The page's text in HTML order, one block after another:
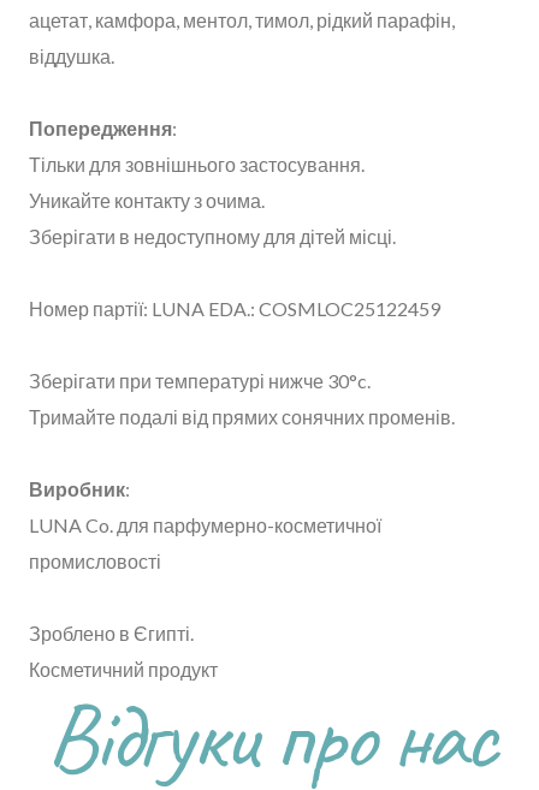
ацетат, камфора, ментол, тимол, рідкий парафін,
віддушка.
Попередження:
Тільки для зовнішнього застосування.
Уникайте контакту з очима.
Зберігати в недоступному для дітей місці.
Номер партії: LUNA EDA.: COSMLOC25122459
Зберігати при температурі нижче 30°c.
Тримайте подалі від прямих сонячних променів.
Виробник:
LUNA Co. для парфумерно-косметичної
промисловості
Зроблено в Єгипті.
Косметичний продукт
Відгуки про нас